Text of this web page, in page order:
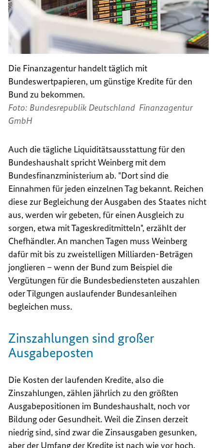
Die Finanzagentur handelt täglich mit
Bundeswertpapieren, um günstige Kredite für den
Bund zu bekommen.
Foto: Bundesrepublik Deutschland  Finanzagentur
GmbH
Auch die tägliche Liquiditätsausstattung für den
Bundeshaushalt spricht Weinberg mit dem
Bundesfinanzministerium ab. "Dort sind die
Einnahmen für jeden einzelnen Tag bekannt. Reichen
diese zur Begleichung der Ausgaben des Staates nicht
aus, werden wir gebeten, für einen Ausgleich zu
sorgen, etwa mit Tageskreditmitteln", erzählt der
Chefhändler. An manchen Tagen muss Weinberg
dafür mit bis zu zweistelligen Milliarden-Beträgen
jonglieren – wenn der Bund zum Beispiel die
Vergütungen für die Bundesbediensteten auszahlen
oder Tilgungen auslaufender Bundesanleihen
begleichen muss.
Zinszahlungen sind großer
Ausgabeposten
Die Kosten der laufenden Kredite, also die
Zinszahlungen, zählen jährlich zu den größten
Ausgabepositionen im Bundeshaushalt, noch vor
Bildung oder Gesundheit. Weil die Zinsen derzeit
niedrig sind, sind zwar die Zinsausgaben gesunken,
aber der Umfang der Kredite ist nach wie vor hoch.